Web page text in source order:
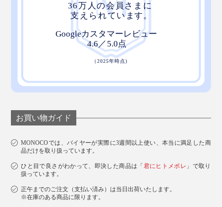
お買い物ガイド
MONOCOでは、バイヤーが実際に3週間以上使い、本当に満足した商
品だけを取り扱っています。
ひと目で良さがわかって、即決した商品は「 君にヒトメボレ 」で取り
扱っています。
正午までのご注文（支払い済み）は当日出荷いたします。
※在庫のある商品に限ります。